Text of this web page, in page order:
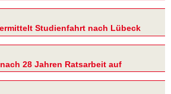
Studienfahrt nach Lübeck
28 Jahren Ratsarbeit auf